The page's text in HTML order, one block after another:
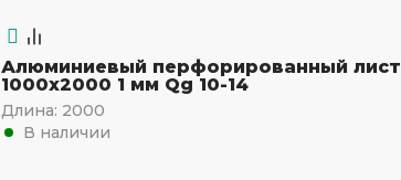
Алюминиевый перфорированный лист
1000х2000 1 мм Qg 10-14
Длина: 2000
В наличии